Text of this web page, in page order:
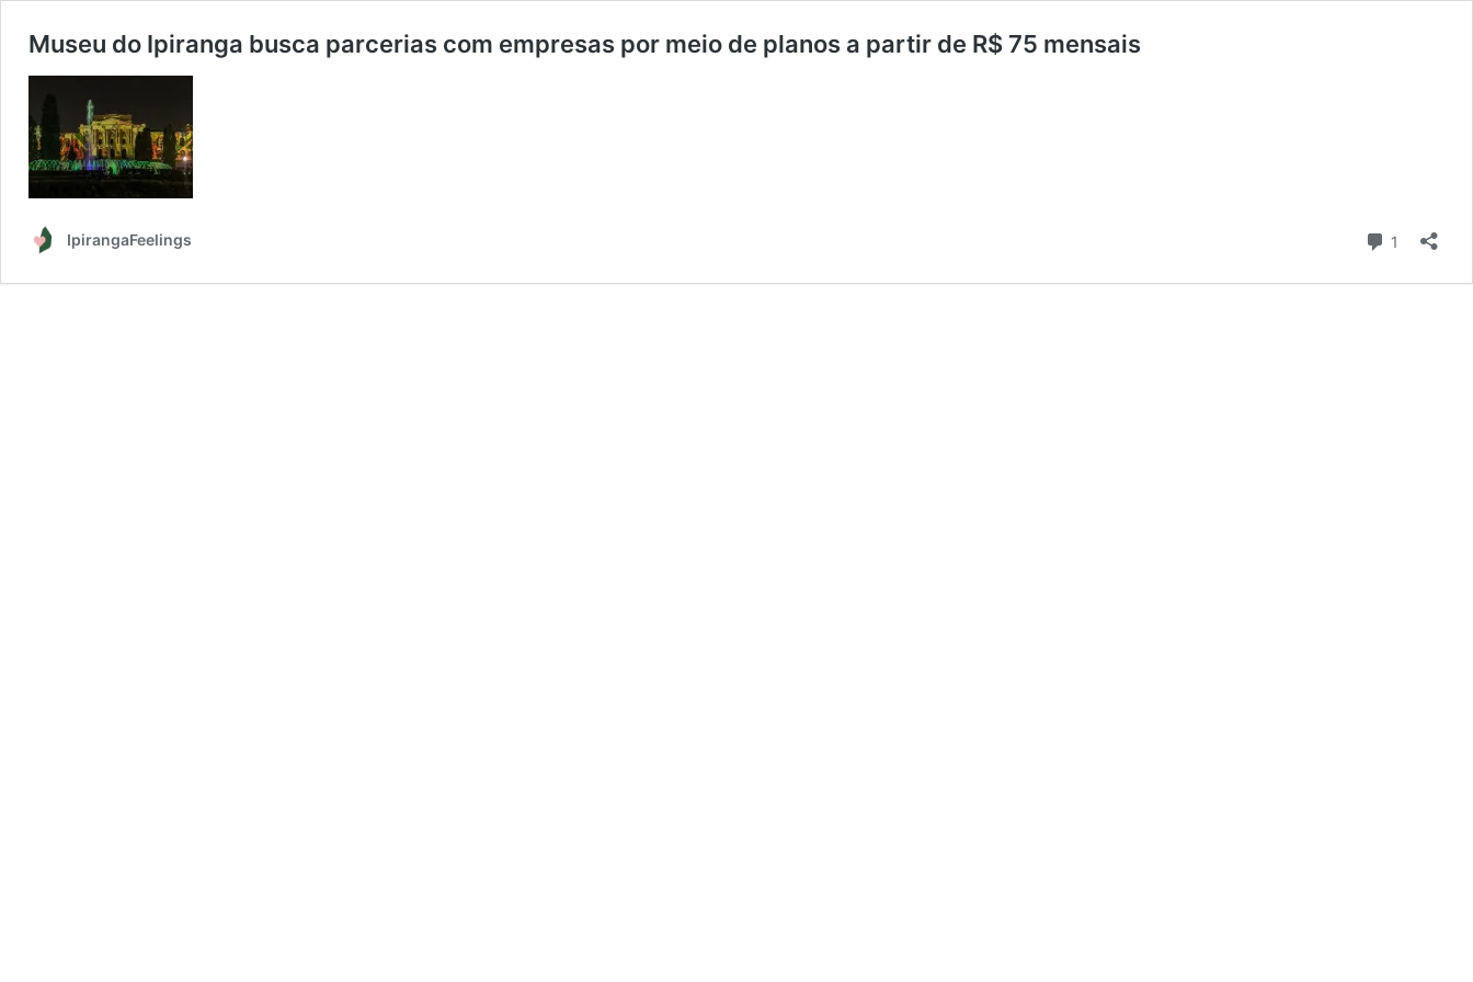
Museu do Ipiranga busca parcerias com empresas por meio de planos a partir de R$ 75 mensais
IpirangaFeelings 1